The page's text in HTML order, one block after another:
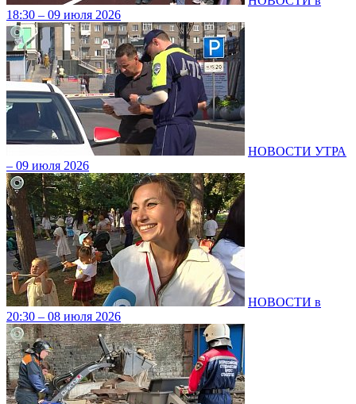
18:30 – 09 июля 2026
НОВОСТИ УТРА
– 09 июля 2026
НОВОСТИ в
20:30 – 08 июля 2026